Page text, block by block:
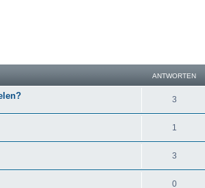
ANTWORTEN
3
1
3
0